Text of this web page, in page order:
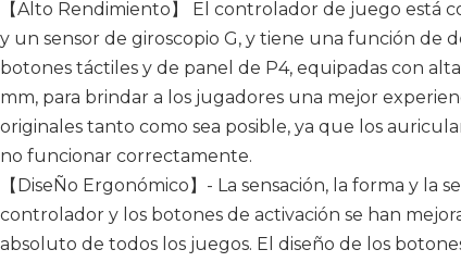
【Alto Rendimiento】 El controlador de juego está
y un sensor de giroscopio G, y tiene una función de
botones táctiles y de panel de P4, equipadas con
mm, para brindar a los jugadores una mejor
originales tanto como sea posible, ya que los
no funcionar correctamente.
【DiseÑo Ergonómico】- La sensación, la forma y la
controlador y los botones de activación se han
absoluto de todos los juegos. El diseño de los